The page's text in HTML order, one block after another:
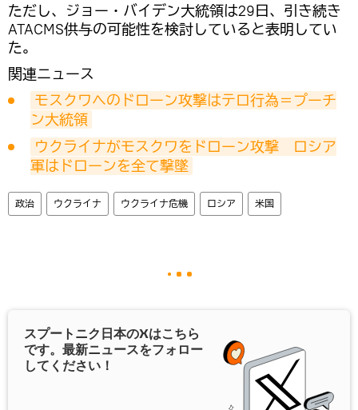
ただし、ジョー・バイデン大統領は29日、引き続き
ATACMS供与の可能性を検討していると表明してい
た。
関連ニュース
モスクワへのドローン攻撃はテロ行為＝プーチ
ン大統領
ウクライナがモスクワをドローン攻撃　ロシア
軍はドローンを全て撃墜
政治 ウクライナ ウクライナ危機 ロシア 米国
スプートニク日本のXはこちら
です。最新ニュースをフォロー
してください！